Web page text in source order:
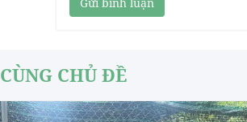
CÙNG CHỦ ĐỀ